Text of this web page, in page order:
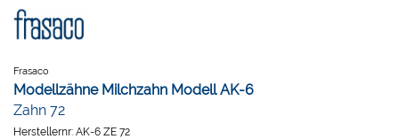
Frasaco
Modellzähne Milchzahn Modell AK-6
Zahn 72
Herstellernr: AK-6 ZE 72